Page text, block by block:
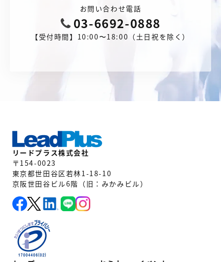
お問い合わせ電話
03-6692-0888
【受付時間】10:00〜18:00（土日祝を除く）
リードプラス株式会社
〒154-0023
東京都世田谷区若林1-18-10
京阪世田谷ビル6階（旧：みかみビル）